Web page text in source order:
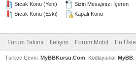
Sıcak Konu (Yeni)
Sıcak Konu (Eski)
Sizin Mesajınızı İçeren
Kapalı Konu
Forum Takımı İletişim Forum Mobil En
Türkçe Çeviri: MyBBKursu.Com , Kodlayanlar MyBB